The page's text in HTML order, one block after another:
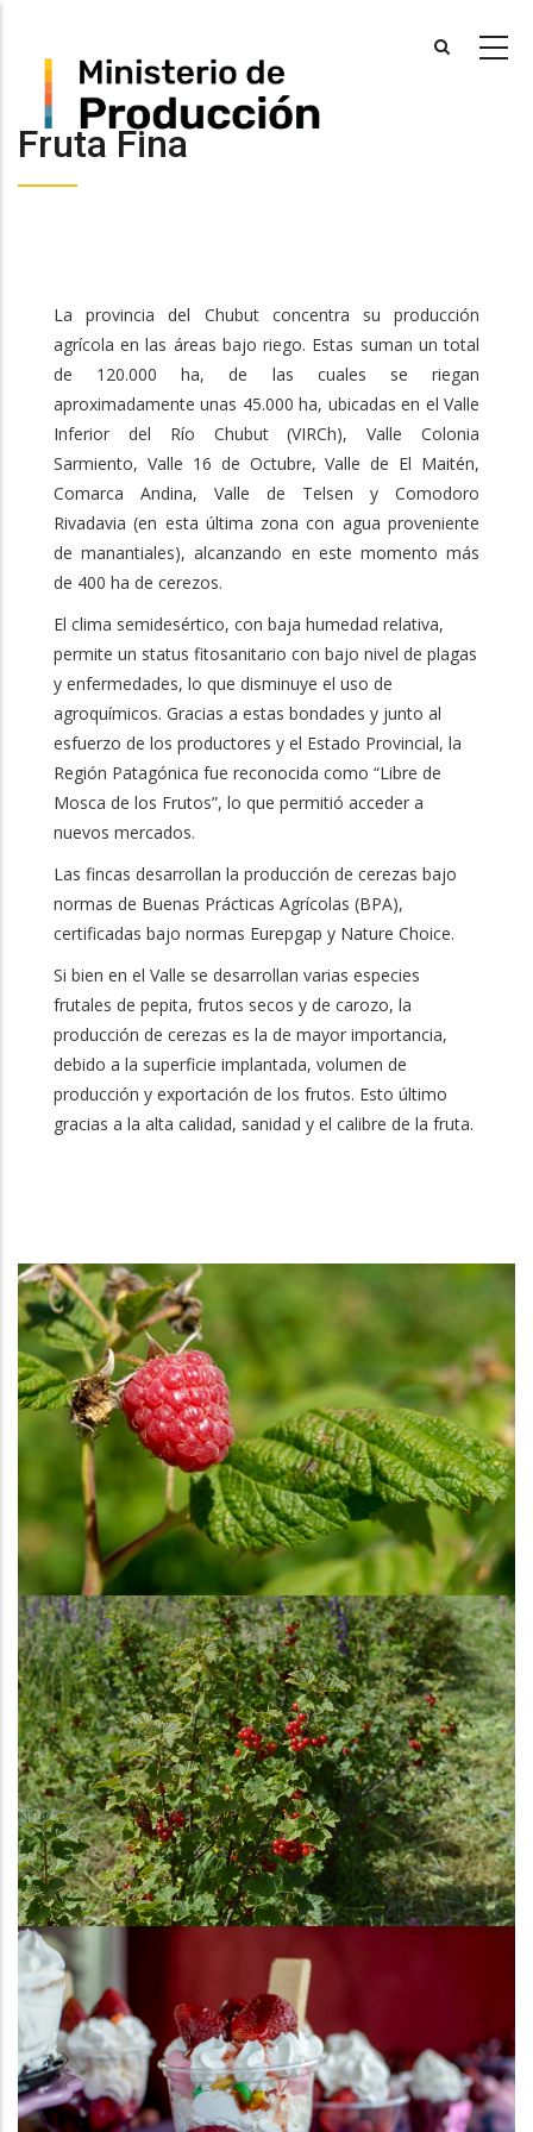
content
Fruta Fina
La provincia del Chubut concentra su producción
agrícola en las áreas bajo riego. Estas suman un total
de 120.000 ha, de las cuales se riegan
aproximadamente unas 45.000 ha, ubicadas en el Valle
Inferior del Río Chubut (VIRCh), Valle Colonia
Sarmiento, Valle 16 de Octubre, Valle de El Maitén,
Comarca Andina, Valle de Telsen y Comodoro
Rivadavia (en esta última zona con agua proveniente
de manantiales), alcanzando en este momento más
de 400 ha de cerezos.
El clima semidesértico, con baja humedad relativa,
permite un status fitosanitario con bajo nivel de plagas
y enfermedades, lo que disminuye el uso de
agroquímicos. Gracias a estas bondades y junto al
esfuerzo de los productores y el Estado Provincial, la
Región Patagónica fue reconocida como “Libre de
Mosca de los Frutos”, lo que permitió acceder a
nuevos mercados.
Las fincas desarrollan la producción de cerezas bajo
normas de Buenas Prácticas Agrícolas (BPA),
certificadas bajo normas Eurepgap y Nature Choice.
Si bien en el Valle se desarrollan varias especies
frutales de pepita, frutos secos y de carozo, la
producción de cerezas es la de mayor importancia,
debido a la superficie implantada, volumen de
producción y exportación de los frutos. Esto último
gracias a la alta calidad, sanidad y el calibre de la fruta.